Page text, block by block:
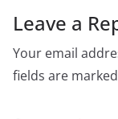
Leave a
Your email
fields are marked